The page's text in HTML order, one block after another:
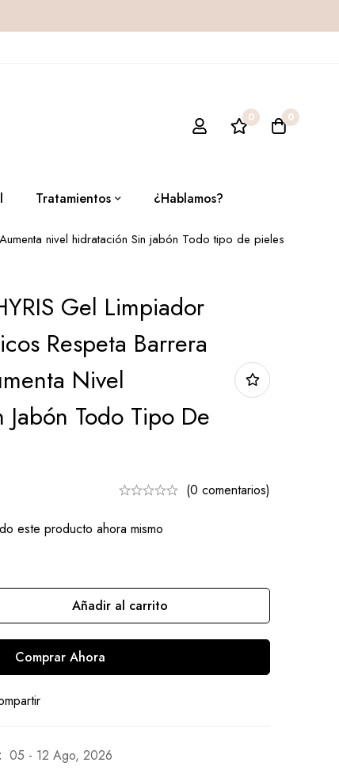
0 0
Tratamientos ¿Hablamos?
nivel hidratación Sin jabón Todo tipo de pieles
Gel Limpiador
Respeta Barrera
Nivel
Todo Tipo De
(0 comentarios)
este producto ahora mismo
Añadir al carrito
Comprar Ahora
05 - 12 Ago, 2026